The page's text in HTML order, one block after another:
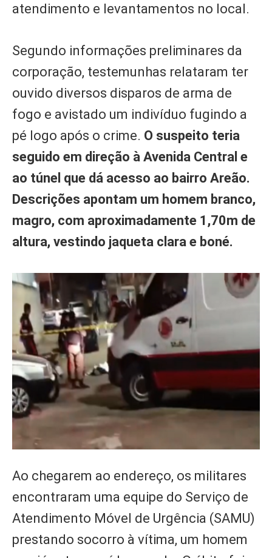
atendimento e levantamentos no local.
Segundo informações preliminares da
corporação, testemunhas relataram ter
ouvido diversos disparos de arma de
fogo e avistado um indivíduo fugindo a
pé logo após o crime. O suspeito teria
seguido em direção à Avenida Central e
ao túnel que dá acesso ao bairro Areão.
Descrições apontam um homem branco,
magro, com aproximadamente 1,70m de
altura, vestindo jaqueta clara e boné.
Ao chegarem ao endereço, os militares
encontraram uma equipe do Serviço de
Atendimento Móvel de Urgência (SAMU)
prestando socorro à vítima, um homem